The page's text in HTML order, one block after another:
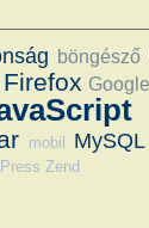
böngésző
Firefox Google
mobil MySQL
Zend